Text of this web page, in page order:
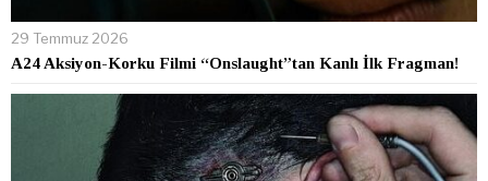
29 Temmuz 2026
A24 Aksiyon-Korku Filmi “Onslaught”tan Kanlı İlk Fragman!